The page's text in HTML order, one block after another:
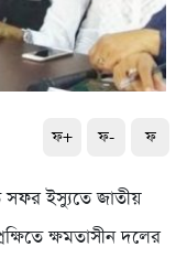
ফ+ ফ- ফ
সফর ইস্যুতে জাতীয়
ক্ষমতাসীন দলের